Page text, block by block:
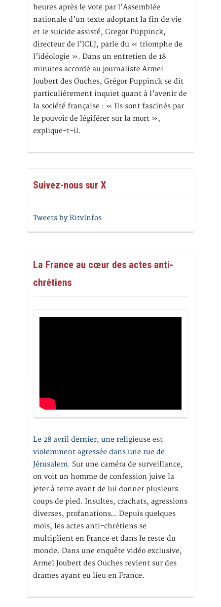
heures après le vote par l’Assemblée
nationale d’un texte adoptant la fin de vie
et le suicide assisté, Gregor Puppinck,
directeur de l’ICLJ, parle du « triomphe de
l’idéologie ». Dans un entretien de 18
minutes accordé au journaliste Armel
Joubert des Ouches, Grégor Puppinck se dit
particulièrement inquiet quant à l’avenir de
la société française : « Ils sont fascinés par
le pouvoir de légiférer sur la mort »,
explique-t-il.
Suivez-nous sur X
Tweets by RitvInfos
La France au cœur des actes anti-
chrétiens
Le 28 avril dernier, une religieuse est
violemment agressée dans une rue de
Jérusalem. Sur une caméra de surveillance,
on voit un homme de confession juive la
jeter à terre avant de lui donner plusieurs
coups de pied. Insultes, crachats, agressions
diverses, profanations… Depuis quelques
mois, les actes anti-chrétiens se
multiplient en France et dans le reste du
monde. Dans une enquête vidéo exclusive,
Armel Joubert des Ouches revient sur des
drames ayant eu lieu en France.